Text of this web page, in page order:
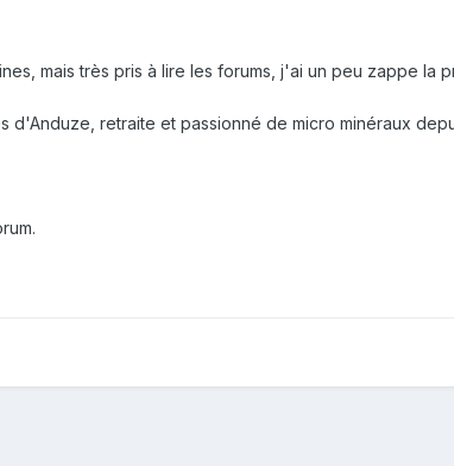
mais très pris à lire les forums, j'ai un peu zappe la
d'Anduze, retraite et passionné de micro minéraux